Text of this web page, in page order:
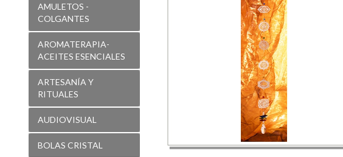
AMULETOS -
COLGANTES
AROMATERAPIA-
ACEITES ESENCIALES
ARTESANÍA Y
RITUALES
AUDIOVISUAL
BOLAS CRISTAL
Suncatcher